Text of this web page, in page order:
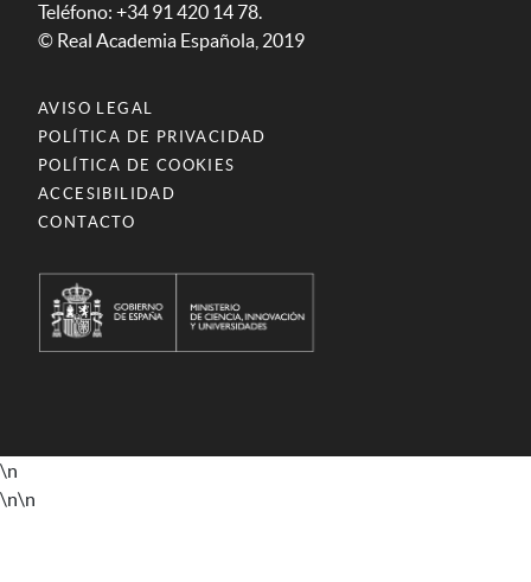
Teléfono: +34 91 420 14 78.
© Real Academia Española, 2019
AVISO LEGAL
POLÍTICA DE PRIVACIDAD
POLÍTICA DE COOKIES
ACCESIBILIDAD
CONTACTO
\n
\n\n